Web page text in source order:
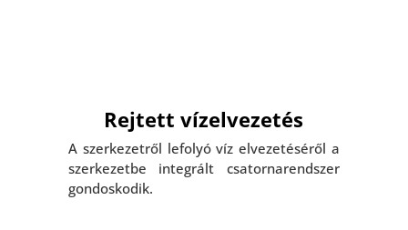
Rejtett vízelvezetés
A szerkezetről lefolyó víz elvezetéséről a
szerkezetbe integrált csatornarendszer
gondoskodik.